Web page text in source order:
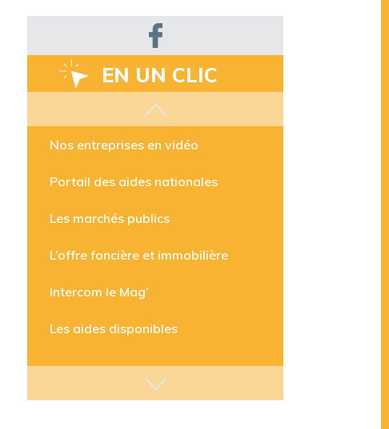
EN UN CLIC
Les aides disponibles
Nos entreprises en vidéo
Portail des aides nationales
Les marchés publics
L’offre foncière et immobilière
Intercom le Mag’